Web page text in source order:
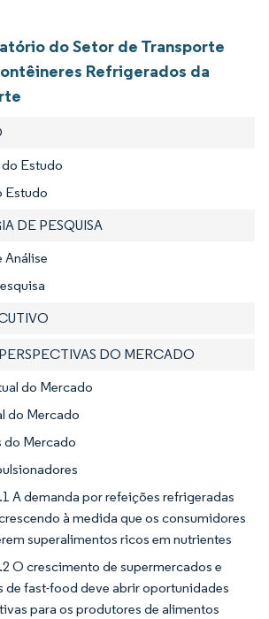
do Setor de Transporte
Refrigerados da
Estudo
Estudo
DE PESQUISA
Análise
DO MERCADO
do Mercado
do Mercado
do Mercado
A demanda por refeições refrigeradas
à medida que os consumidores
superalimentos ricos em nutrientes
O crescimento de supermercados e
de fast-food deve abrir oportunidades
para os produtores de alimentos